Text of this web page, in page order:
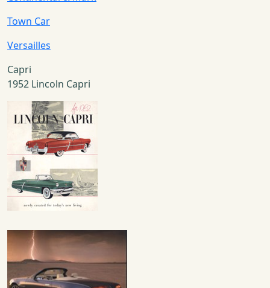
Town Car
Versailles
Capri
1952 Lincoln Capri